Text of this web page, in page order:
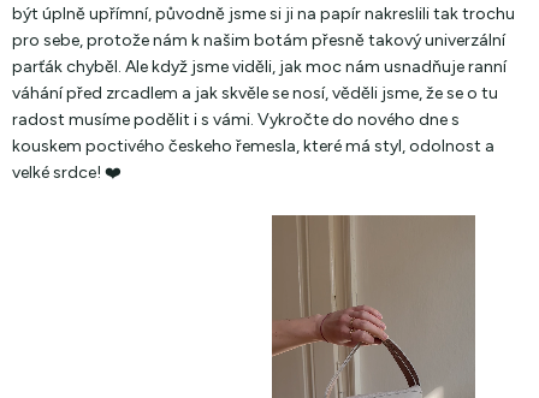
být úplně upřímní, původně jsme si ji na papír nakreslili tak trochu
pro sebe, protože nám k našim botám přesně takový univerzální
parťák chyběl. Ale když jsme viděli, jak moc nám usnadňuje ranní
váhání před zrcadlem a jak skvěle se nosí, věděli jsme, že se o tu
radost musíme podělit i s vámi. Vykročte do nového dne s
kouskem poctivého českeho řemesla, které má styl, odolnost a
velké srdce! ❤️